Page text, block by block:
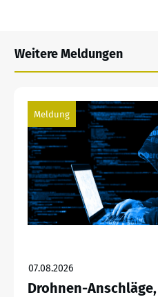
Weitere Meldungen
Meldung
07.08.2026
Drohnen-